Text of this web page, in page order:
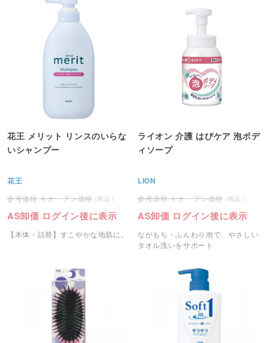
花王 メリット リンスのいらな
いシャンプー
花王
オープン価格
AS卸価 ログイン後に表示
【本体・詰替】すこやかな地肌に。
ライオン 介護 はぴケア 泡ボデ
ィソープ
LION
オープン価格
AS卸価 ログイン後に表示
ながもち・ふんわり泡で、やさしい
タオル洗いをサポート